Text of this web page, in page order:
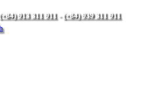
(+84) 913 311 911- (+84) 939 311 911